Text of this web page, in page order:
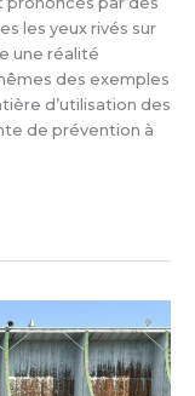
les yeux rivés sur
une réalité
des exemples
d’utilisation des
de prévention à